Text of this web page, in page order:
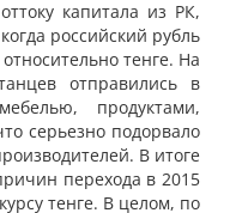
капитала из РК,
российский рубль
тенге. На
отправились в
продуктами,
серьезно подорвало
В итоге
перехода в 2015
тенге. В целом, по